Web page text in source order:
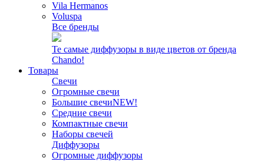
Vila Hermanos
Voluspa
Все бренды
Те самые диффузоры в виде цветов от бренда
Chando!
Товары
Свечи
Огромные свечи
Большие свечиNEW!
Средние свечи
Компактные свечи
Наборы свечей
Диффузоры
Огромные диффузоры